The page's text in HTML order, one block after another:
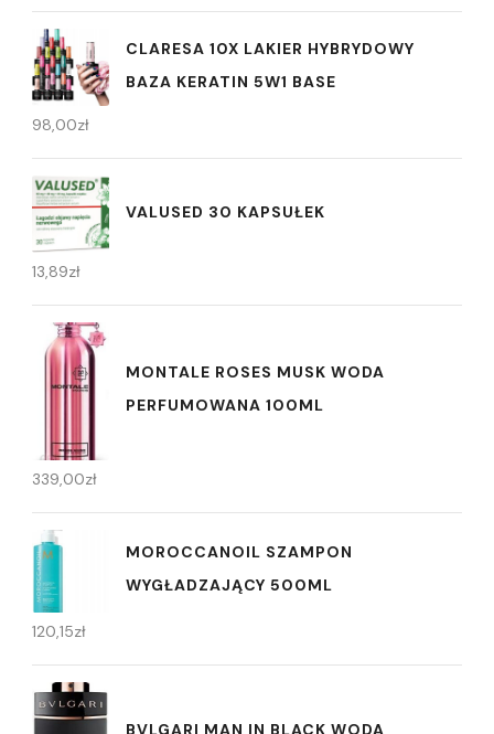
CLARESA 10X LAKIER HYBRYDOWY
BAZA KERATIN 5W1 BASE
98,00zł
VALUSED 30 KAPSUŁEK
13,89zł
MONTALE ROSES MUSK WODA
PERFUMOWANA 100ML
339,00zł
MOROCCANOIL SZAMPON
WYGŁADZAJĄCY 500ML
120,15zł
BVLGARI MAN IN BLACK WODA